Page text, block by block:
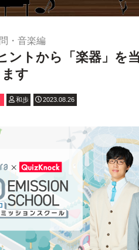
・音楽編
ントから「楽器」を
す
和歩 2023.08.26